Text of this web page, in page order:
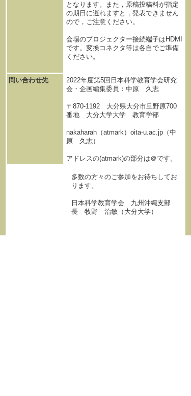
となります。また，原稿投稿料が指定
の期日に遅れますと，発表できません
ので，ご注意ください。
会場のプロジェクター接続端子はHDMI
です。変換コネクタ等は各自でご準備
ください。
問い合わせ先
2022年度第5回日本科学教育学会研究
会・企画編集委員：中原 久志
〒870-1192 大分県大分市旦野原700
番地 大分大学大学 教育学部
nakaharah（atmark）oita-u.ac.jp（中
原 久志）
アドレスの(atmark)の部分は＠です。
多数の方々のご参加をお待ちしてお
ります。
日本科学教育学会 九州沖縄支部
長 牧野 治敏（大分大学）